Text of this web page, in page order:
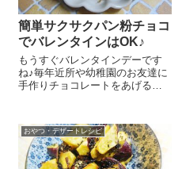
簡単サクサクパン粉チョコ
でバレンタインはOK♪
もうすぐバレンタインデーです
ね♪毎年近所や幼稚園のお友達に
手作りチョコレートをあげる娘
レシピを毎年考えるのは結構面
倒な私です～"(-""-)" まず、『ナ
チュラルチョコレート（スイ
ー...
おやつ・デザートレシピ